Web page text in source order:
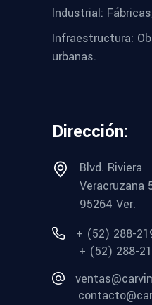
Industrial:
Infraestructura:
urbanas.
Dirección:
Blvd. Riviera
Veracruzana
95264 Ver.
+ (52) 288-
+ (52) 288-